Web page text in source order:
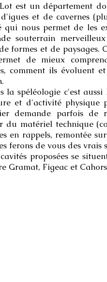
est un département
et de cavernes
qui nous permet de les
souterrain
formes et de paysages.
de mieux
comment ils évoluent
spéléologie c'est aussi
et d'activité
demande parfois de
du matériel technique
en rappels, remontée
ferons de vous des vrais
proposées se
Gramat, Figeac et